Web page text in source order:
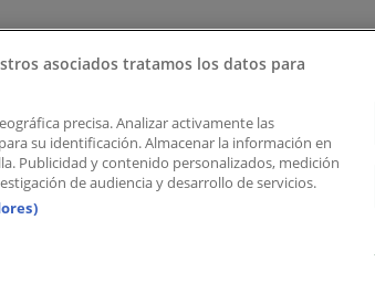
asociados tratamos los datos para
precisa. Analizar activamente las
su identificación. Almacenar la información en
Publicidad y contenido personalizados, medición
de audiencia y desarrollo de servicios.